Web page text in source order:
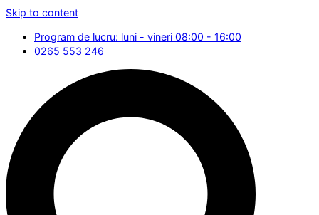
Skip to content
Program de lucru: luni - vineri 08:00 - 16:00
0265 553 246